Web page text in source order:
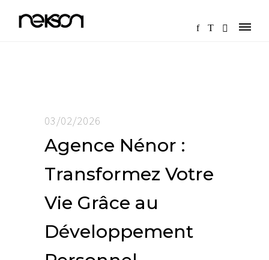
03/02/2026
Agence Nénor :
Transformez Votre
Vie Grâce au
Développement